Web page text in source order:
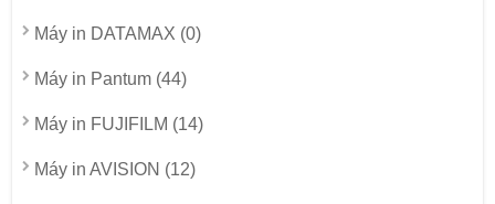
Máy in DATAMAX (0)
Máy in Pantum (44)
Máy in FUJIFILM (14)
Máy in AVISION (12)